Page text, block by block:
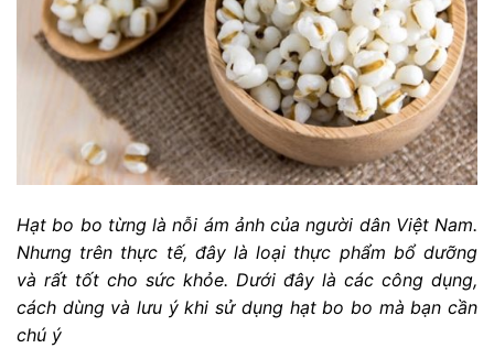
Hạt bo bo từng là nỗi ám ảnh của người dân Việt Nam.
Nhưng trên thực tế, đây là loại thực phẩm bổ dưỡng
và rất tốt cho sức khỏe. Dưới đây là các công dụng,
cách dùng và lưu ý khi sử dụng hạt bo bo mà bạn cần
chú ý